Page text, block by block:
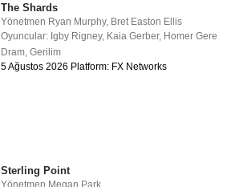
The Shards
Yönetmen Ryan Murphy, Bret Easton Ellis
Oyuncular: Igby Rigney, Kaia Gerber, Homer Gere
Dram ,Gerilim
5 Ağustos 2026 Platform: FX Networks
Sterling Point
Yönetmen Megan Park